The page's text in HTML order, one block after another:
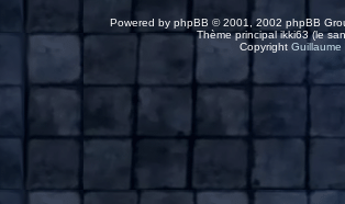
Powered by phpBB © 2001, 2002 phpBB
Thème principal ikki63 (le
Copyright Guillaume